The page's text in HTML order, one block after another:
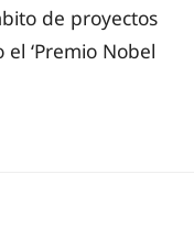
de proyectos
‘Premio Nobel